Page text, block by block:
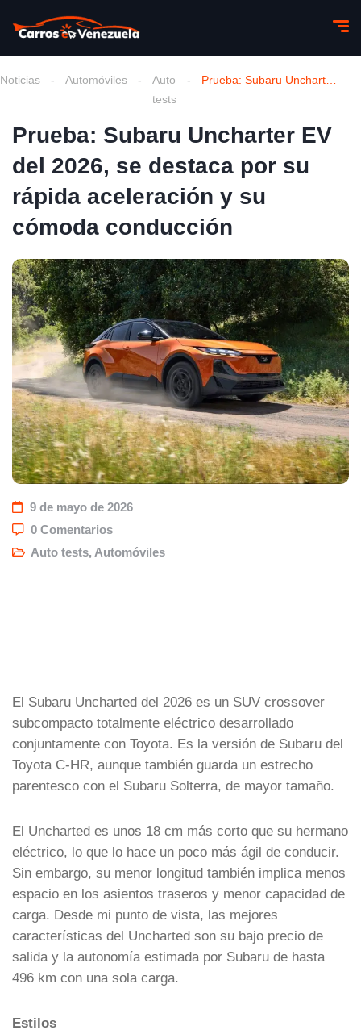
Noticias - Automóviles -
Auto
tests
-
Prueba: Subaru Uncharter EV
del 2026, se destaca por su
rápida aceleración y su
cómoda conducción
9 de mayo de 2026
0 Comentarios
Auto tests, Automóviles
El Subaru Uncharted del 2026 es un SUV crossover
subcompacto totalmente eléctrico desarrollado
conjuntamente con Toyota. Es la versión de Subaru del
Toyota C-HR, aunque también guarda un estrecho
parentesco con el Subaru Solterra, de mayor tamaño.
El Uncharted es unos 18 cm más corto que su hermano
eléctrico, lo que lo hace un poco más ágil de conducir.
Sin embargo, su menor longitud también implica menos
espacio en los asientos traseros y menor capacidad de
carga. Desde mi punto de vista, las mejores
características del Uncharted son su bajo precio de
salida y la autonomía estimada por Subaru de hasta
496 km con una sola carga.
Estilos